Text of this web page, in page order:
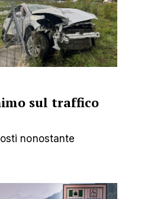
sul traffico
nonostante